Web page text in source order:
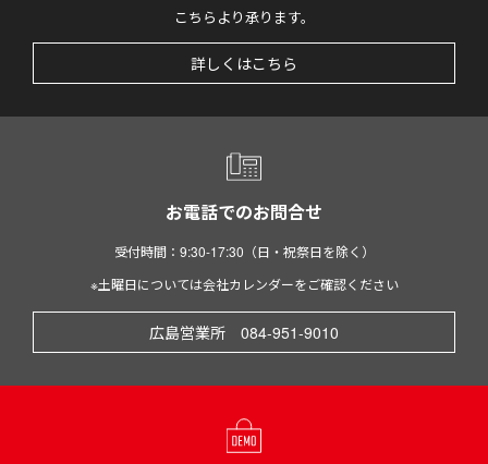
こちらより承ります。
詳しくはこちら
お電話でのお問合せ
受付時間：9:30-17:30（日・祝祭日を除く）
※土曜日については会社カレンダーをご確認ください
広島営業所 084-951-9010